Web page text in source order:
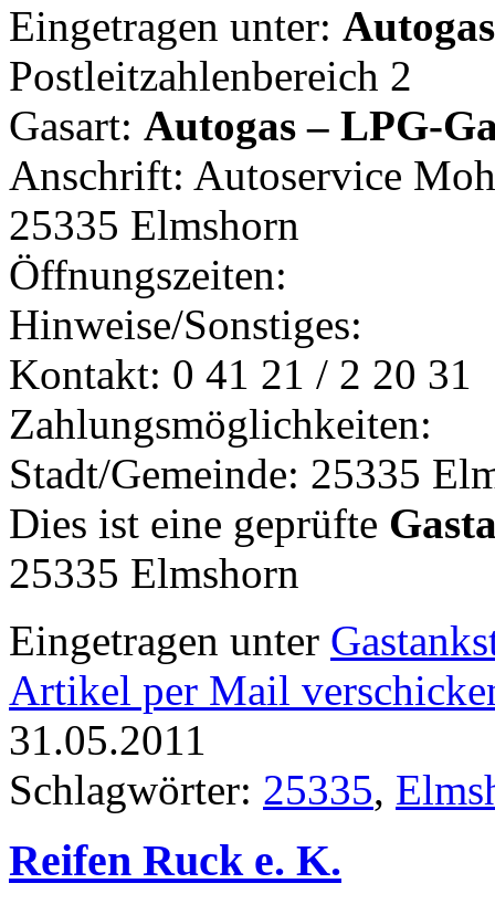
Eingetragen unter:
Postleitzahlenbereich 2
Gasart: Autogas – LPG-
Anschrift: Autoservice
25335 Elmshorn
Öffnungszeiten:
Hinweise/Sonstiges:
Kontakt: 0 41 21 / 2 20 31
Zahlungsmöglichkeiten:
Stadt/Gemeinde: 25335
Dies ist eine geprüfte
25335 Elmshorn
Eingetragen unter
Artikel per Mail
31.05.2011
Schlagwörter: 25335,
Reifen Ruck e. K.